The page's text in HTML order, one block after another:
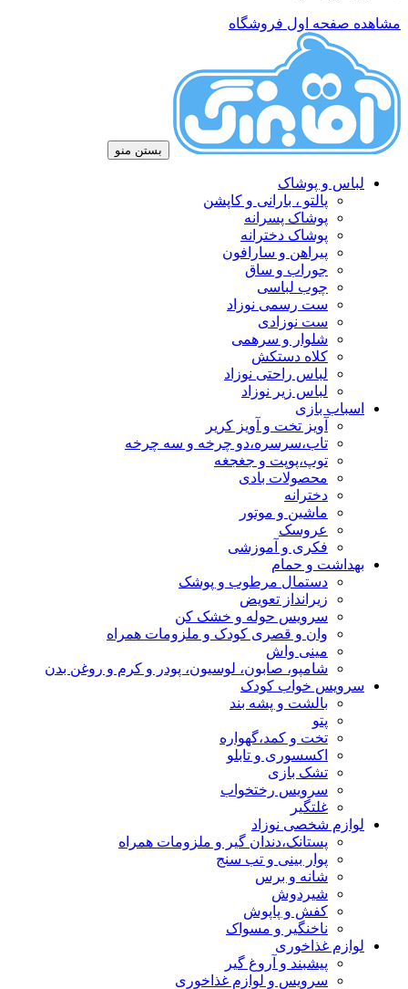
مشاهده صفحه اول فروشگاه
بستن منو
لباس و پوشاک
پالتو ، بارانی و کاپشن
پوشاک پسرانه
پوشاک دخترانه
پیراهن و سارافون
جوراب و ساق
چوب لباسی
ست رسمی نوزاد
ست نوزادی
شلوار و سرهمی
کلاه دستکش
لباس راحتی نوزاد
لباس زیر نوزاد
اسباب بازی
آویز تخت و آویز کریر
تاب،سرسره،دو چرخه و سه چرخه
توپ،پوپت و جغجغه
محصولات بادی
دخترانه
ماشین و موتور
عروسک
فکری و آموزشی
بهداشت و حمام
دستمال مرطوب و پوشک
زیرانداز تعویض
سرویس حوله و خشک کن
وان و قصری کودک و ملزومات همراه
مینی واش
شامپو، صابون، لوسیون، پودر و کرم و روغن بدن
سرویس خواب کودک
بالشت و پشه بند
پتو
تخت و کمد،گهواره
اکسسوری و تابلو
تشک بازی
سرویس رختخواب
غلتگیر
لوازم شخصی نوزاد
پستانک،دندان گیر و ملزومات همراه
پوار بینی و تب سنج
شانه و برس
شیردوش
کفش و پاپوش
ناخنگیر و مسواک
لوازم غذاخوری
پیشبند و آروغ گیر
سرویس و لوازم غذاخوری